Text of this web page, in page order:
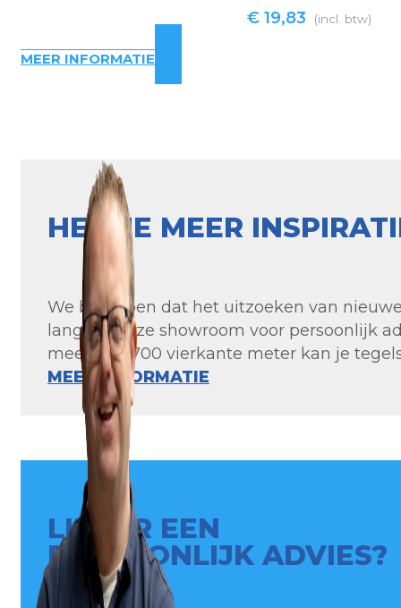
€ 19,83 (incl. btw)
MEER INFORMATIE
HEB JE MEER
We begrijpen dat het uitzoeken van
langs in onze showroom voor persoonlijk
meer dan 700 vierkante meter kan je
MEER INFORMATIE
LIEVER EEN
PERSOONLIJK ADVIES?